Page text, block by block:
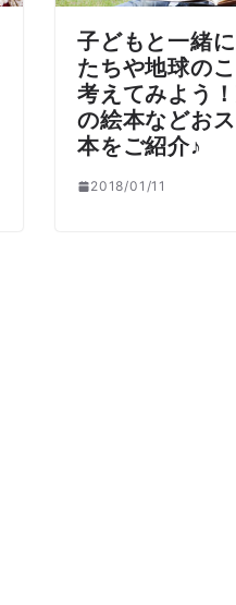
子どもと一緒
たちや地球の
考えてみよう
の絵本などお
本をご紹介♪
2018/01/11